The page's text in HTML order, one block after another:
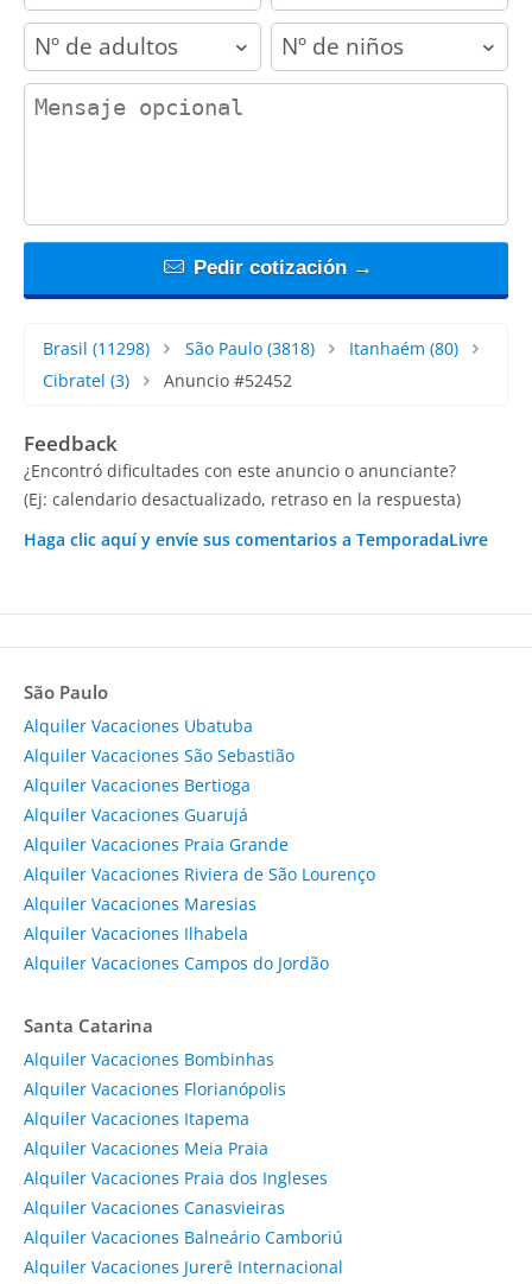
adults children
contact_message
Pedir cotización →
Brasil (11298) São Paulo(3818) Itanhaém (80)
Cibratel (3) Anuncio #52452
Feedback
¿Encontró dificultades con este anuncio o anunciante?
(Ej: calendario desactualizado, retraso en la respuesta)
Haga clic aquí y envíe sus comentarios a TemporadaLivre
São Paulo
Alquiler Vacaciones Ubatuba
Alquiler Vacaciones São Sebastião
Alquiler Vacaciones Bertioga
Alquiler Vacaciones Guarujá
Alquiler Vacaciones Praia Grande
Alquiler Vacaciones Riviera de São Lourenço
Alquiler Vacaciones Maresias
Alquiler Vacaciones Ilhabela
Alquiler Vacaciones Campos do Jordão
Santa Catarina
Alquiler Vacaciones Bombinhas
Alquiler Vacaciones Florianópolis
Alquiler Vacaciones Itapema
Alquiler Vacaciones Meia Praia
Alquiler Vacaciones Praia dos Ingleses
Alquiler Vacaciones Canasvieiras
Alquiler Vacaciones Balneário Camboriú
Alquiler Vacaciones Jurerê Internacional